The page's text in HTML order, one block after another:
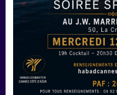
Manger Cacher
Liste des restaurants cacher
Restaurants cacher à Paris
Restaurants cacher à Deauville
Restaurants cacher à Lyon